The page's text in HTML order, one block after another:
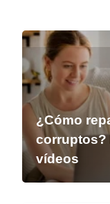
¿Cómo
corruptos?
vídeos